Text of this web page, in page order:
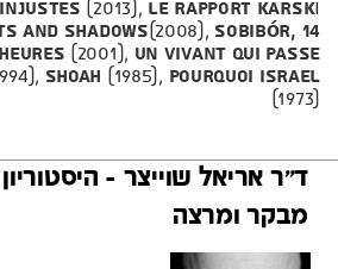
(2013), Le rapport Karski
and Shadows(2008), Sobibór, 14
(2001), Un vivant qui passe
Shoah (1985), Pourquoi Israel
(1973)
ד"ר אריאל שוייצר -
מבקר ומרצה